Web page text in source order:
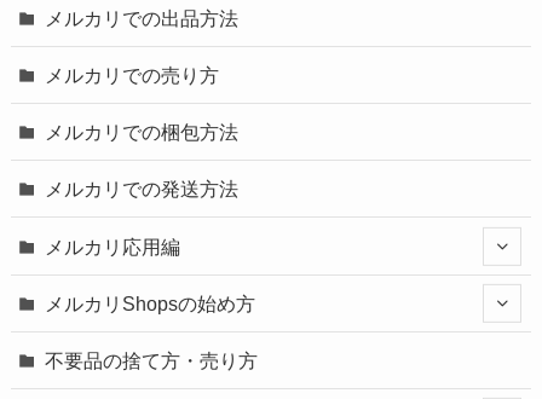
メルカリでの出品方法
メルカリでの売り方
メルカリでの梱包方法
メルカリでの発送方法
メルカリ応用編
メルカリShopsの始め方
不要品の捨て方・売り方